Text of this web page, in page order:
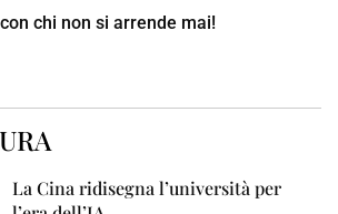
chi non si arrende mai!
La Cina ridisegna l’università per